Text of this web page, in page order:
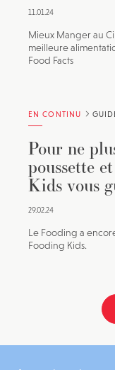
11.01.24
Mieux Manger au
meilleure
Food Facts
EN CONTINU
Pour ne
poussette
Kids vous
29.02.24
Le Fooding a
Fooding Kids.